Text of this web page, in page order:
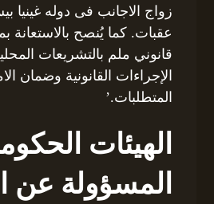
زواج الاجانب فى دوله غينيا
عقبات. كما يُنصح بالاستعانة
قانوني ملم بالتشريعات
الإجراءات القانونية وضمان
المتطلبات.’
الهيئات
المسؤولة عن